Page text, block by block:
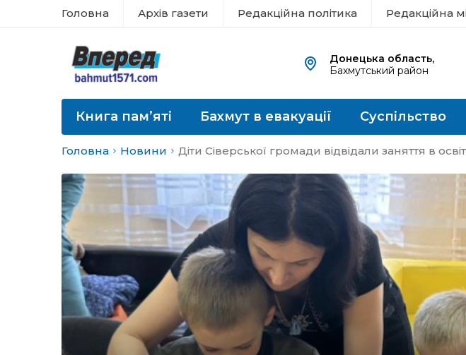
Головна Архів газети Редакційна політика Редакційна
Донецька область,
Бахмутський район
Книга пам’яті Бахмут в евакуації Суспільство
Головна Новини Діти Сіверської громади відвідали заняття в